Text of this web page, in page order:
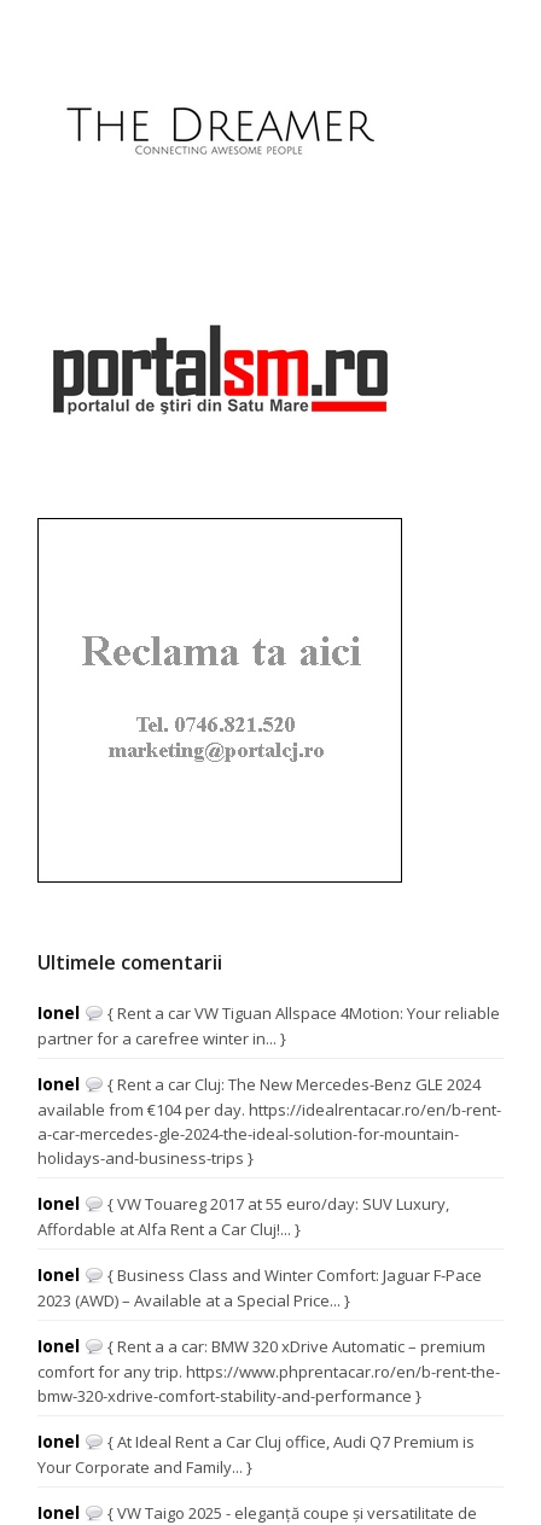
Ultimele comentarii
Ionel
{ Rent a car VW Tiguan Allspace 4Motion: Your reliable
partner for a carefree winter in... }
Ionel
{ Rent a car Cluj: The New Mercedes-Benz GLE 2024
available from €104 per day. https://idealrentacar.ro/en/b-rent-
a-car-mercedes-gle-2024-the-ideal-solution-for-mountain-
holidays-and-business-trips }
Ionel
{ VW Touareg 2017 at 55 euro/day: SUV Luxury,
Affordable at Alfa Rent a Car Cluj!... }
Ionel
{ Business Class and Winter Comfort: Jaguar F-Pace
2023 (AWD) – Available at a Special Price... }
Ionel
{ Rent a a car: BMW 320 xDrive Automatic – premium
comfort for any trip. https://www.phprentacar.ro/en/b-rent-the-
bmw-320-xdrive-comfort-stability-and-performance }
Ionel
{ At Ideal Rent a Car Cluj office, Audi Q7 Premium is
Your Corporate and Family... }
Ionel
{ VW Taigo 2025 - eleganță coupe și versatilitate de